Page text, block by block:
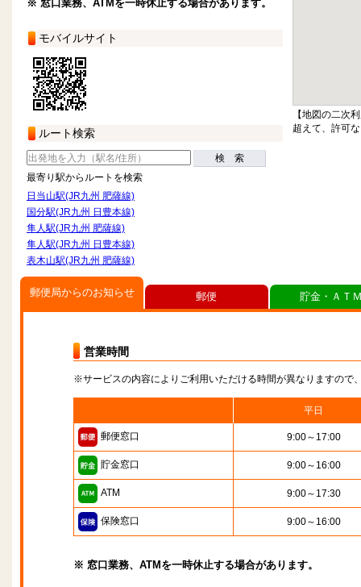
※ 窓口業務、ATMを一時休止する場合があります。
モバイルサイト
ルート検索
検 索
最寄り駅からルートを検索
日当山駅(JR九州 肥薩線)
国分駅(JR九州 日豊本線)
隼人駅(JR九州 肥薩線)
隼人駅(JR九州 日豊本線)
表木山駅(JR九州 肥薩線)
【地図の二次
超えて、許可
郵便局からのお知らせ
営業時間
※サービスの内容によりご利用いただける時間が異なりますので
平日
郵便窓口 9:00～17:00
貯金窓口 9:00～16:00
ATM 9:00～17:30
保険窓口 9:00～16:00
※ 窓口業務、ATMを一時休止する場合があります。
郵便 貯金・ＡＴ